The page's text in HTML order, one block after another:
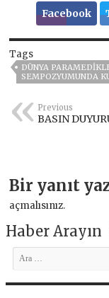
Facebook
Tags
DÜNYA
SEMPOZYUMUNDA
Previous
BASIN
Bir yanıt
açmalısınız.
Haber Arayın